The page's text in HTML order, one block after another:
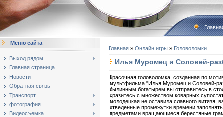
Меню сайта
Выход рядом
Главная страница
Новости
Обратная связь
Транспорт
фотография
Видеосъемка
Главная » Онлайн игры » Головоломки
Илья Муромец и Соловей-
Красочная головоломка, созданная по
мультфильма "Илья Муромец и Соловей-
былинным богатырем вы отправитесь в
сразитесь с множеством коварных
молодецкая не оставила славного витязя,
отведенные промежутки времени
предметами вращающиеся берестяные